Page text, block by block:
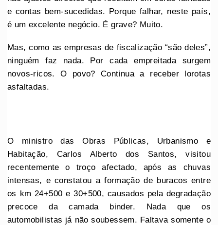
e contas bem-sucedidas. Porque falhar, neste país,
é um excelente negócio. É grave? Muito.
Mas, como as empresas de fiscalização “são deles”,
ninguém faz nada. Por cada empreitada surgem
novos-ricos. O povo? Continua a receber lorotas
asfaltadas.
O ministro das Obras Públicas, Urbanismo e
Habitação, Carlos Alberto dos Santos, visitou
recentemente o troço afectado, após as chuvas
intensas, e constatou a formação de buracos entre
os km 24+500 e 30+500, causados pela degradação
precoce da camada binder. Nada que os
automobilistas já não soubessem. Faltava somente o